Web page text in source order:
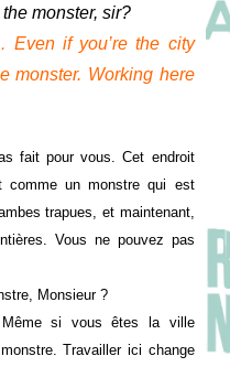
monster, sir?
Even if you’re the city
monster. Working here
fait pour vous. Cet endroit
comme un monstre qui est
trapues, et maintenant,
Vous ne pouvez pas
Monsieur ?
si vous êtes la ville
Travailler ici change